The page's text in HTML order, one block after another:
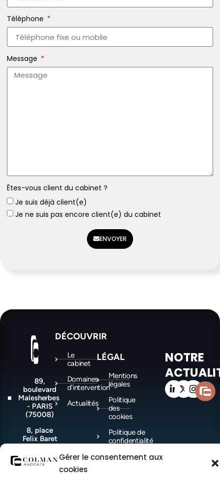
Gérer le consentement aux
cookies
Téléphone
Message
Êtes-vous client du cabinet ?
Je suis déjà client(e)
Je ne suis pas encore client(e) du cabinet
ENVOYER
89,
boulevard
Malesherbes
- PARIS
(75008)
8, place
Felix Baret
MARSEILLE
(13006)
DÉCOUVRIR
Le
cabinet
Domaines
d'intervention
Actualités
LÉGAL
Mentions
légales
Politique
des
cookies
Politique de
confidentialité
NOTRE